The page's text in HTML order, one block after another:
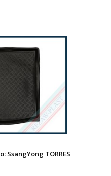
SsangYong TORRES